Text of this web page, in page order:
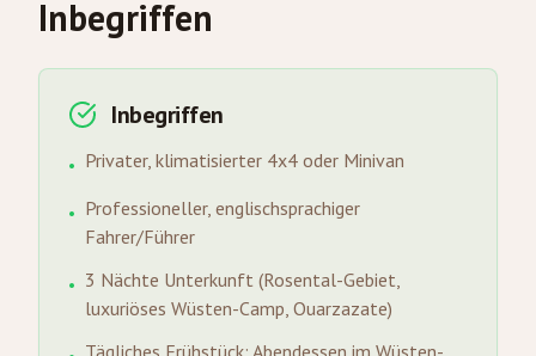
Inbegriffen
Inbegriffen
• Privater, klimatisierter 4x4 oder Minivan
• Professioneller, englischsprachiger
Fahrer/Führer
• 3 Nächte Unterkunft (Rosental-Gebiet,
luxuriöses Wüsten-Camp, Ouarzazate)
Tägliches Frühstück; Abendessen im Wüsten-